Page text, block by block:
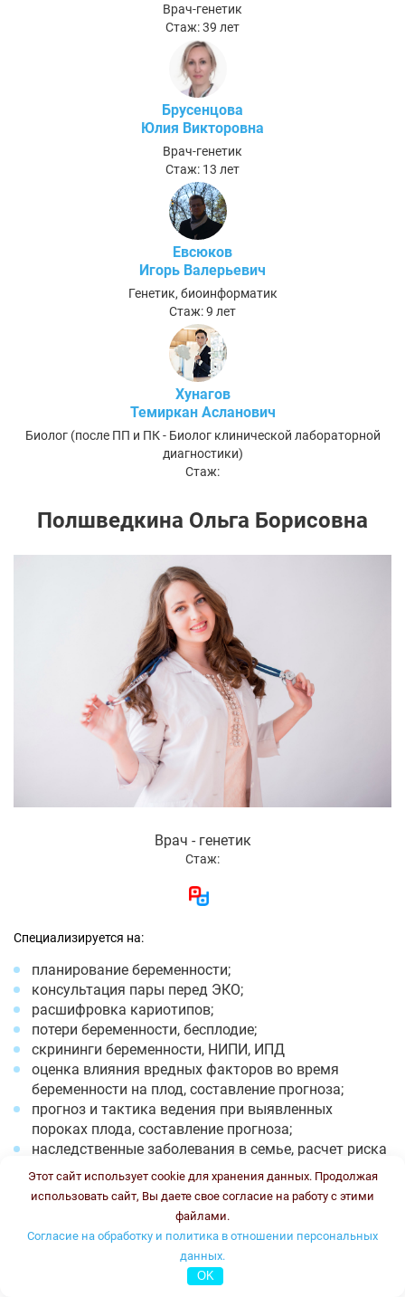
Врач-генетик
Стаж: 39 лет
Брусенцова
Юлия Викторовна
Врач-генетик
Стаж: 13 лет
Евсюков
Игорь Валерьевич
Генетик, биоинформатик
Стаж: 9 лет
Хунагов
Темиркан Асланович
Биолог (после ПП и ПК - Биолог клинической лабораторной
диагностики)
Стаж:
Полшведкина Ольга Борисовна
Врач - генетик
Стаж:
Специализируется на:
планирование беременности;
консультация пары перед ЭКО;
расшифровка кариотипов;
потери беременности, бесплодие;
скрининги беременности, НИПИ, ИПД
оценка влияния вредных факторов во время
беременности на плод, составление прогноза;
прогноз и тактика ведения при выявленных
пороках плода, составление прогноза;
наследственные заболевания в семье, расчет риска
повторения;
расшифровка ПГТ эмбрионов;
Муковисцидоз.
Время работы: понедельник -пятница с 8-13 и с 18-20, суббота
с 8 до 12. Стоимость консультации: 2500 рублей.
Этот сайт использует cookie для хранения данных. Продолжая
использовать сайт, Вы даете свое согласие на работу с этими
файлами.
Согласие на обработку и политика в отношении персональных
данных.
OK